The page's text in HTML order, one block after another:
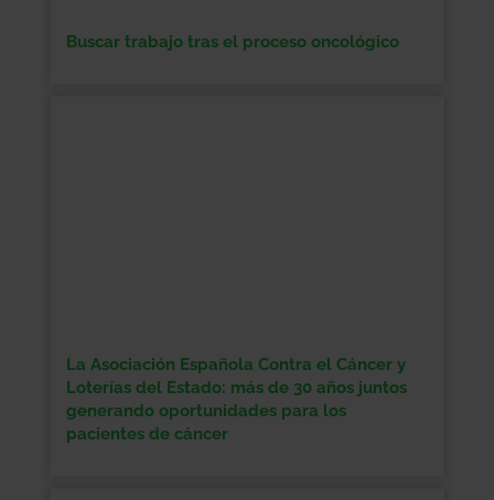
Buscar trabajo tras el proceso oncológico
La Asociación Española Contra el Cáncer y
Loterías del Estado: más de 30 años juntos
generando oportunidades para los
pacientes de cáncer